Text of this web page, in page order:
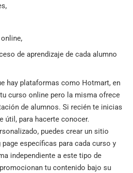
de aprendizaje de cada alumno
hay plataformas como Hotmart, en
curso online pero la misma ofrece
de alumnos. Si recién te inicias
útil, para hacerte conocer.
puedes crear un sitio
específicas para cada curso y
independiente a este tipo de
tu contenido bajo su